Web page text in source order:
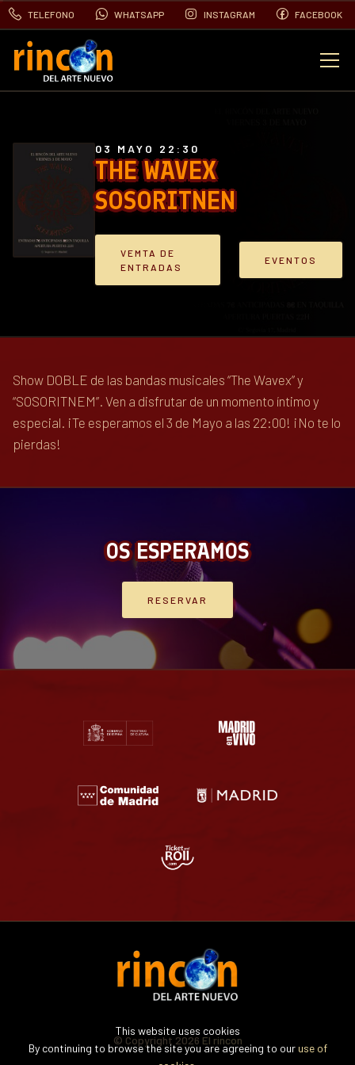
TELEFONO WHATSAPP INSTAGRAM FACEBOOK
THE WAVEX
SOSORITNEN
03 MAYO 22:30
VEMTA DE
ENTRADAS
EVENTOS
Show DOBLE de las bandas musicales “The Wavex” y
“SOSORITNEM”. Ven a disfrutar de un momento íntimo y
especial. ¡Te esperamos el 3 de Mayo a las 22:00! ¡No te lo
pierdas!
OS ESPERAMOS
RESERVAR
© Copyright 2026 El rincon
This website uses cookies
By continuing to browse the site you are agreeing to our use of
EVENTOS
VIDEOS